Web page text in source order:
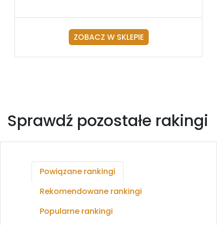
ZOBACZ W SKLEPIE
Sprawdź pozostałe rakingi
Powiązane rankingi
Rekomendowane rankingi
Popularne rankingi